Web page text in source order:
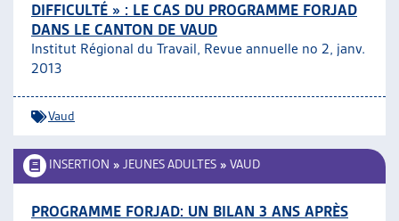
DIFFICULTÉ » : LE CAS DU PROGRAMME FORJAD
DANS LE CANTON DE VAUD
Institut Régional du Travail, Revue annuelle no 2, janv.
2013
Vaud
INSERTION » JEUNES ADULTES » VAUD
PROGRAMME FORJAD: UN BILAN 3 ANS APRÈS